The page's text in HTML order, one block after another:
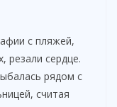
с пляжей,
резали сердце.
рядом с
считая